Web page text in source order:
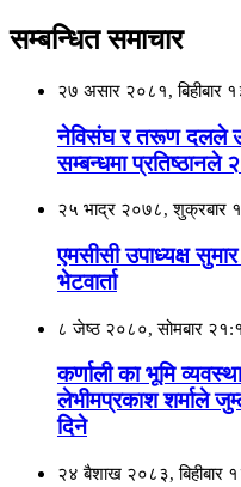
सम्बन्धित समाचार
२७ असार २०८१, बिहीबार
नेविसंघ र तरूण दलले
सम्बन्धमा प्रतिष्ठानले
२५ भाद्र २०७८, शुक्रबार
एमसीसी उपाध्यक्ष
भेटवार्ता
८ जेष्ठ २०८०, सोमबार
कर्णाली का भूमि
लेभीमप्रकाश शर्माले
दिने
२४ बैशाख २०८३, बिहीबार